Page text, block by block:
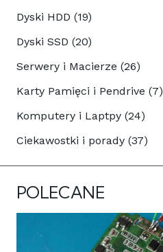
Dyski HDD (19)
Dyski SSD (20)
Serwery i Macierze (26)
Karty Pamięci i Pendrive (7)
Komputery i Laptpy (24)
Ciekawostki i porady (37)
POLECANE